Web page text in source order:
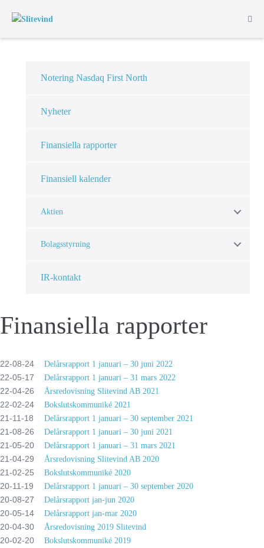
innehåll
Notering Nasdaq First North
Nyheter
Finansiella rapporter
Finansiell kalender
Aktien
Bolagsstyrning
IR-kontakt
Finansiella rapporter
22-08-24 Delårsrapport 1 januari – 30 juni 2022
22-05-17 Delårsrapport 1 januari – 31 mars 2022
22-04-26 Årsredovisning Slitevind AB 2021
22-02-24 Bokslutskommuniké 2021
21-11-18 Delårsrapport 1 januari – 30 september 2021
21-08-26 Delårsrapport 1 januari – 30 juni 2021
21-05-20 Delårsrapport 1 januari – 31 mars 2021
21-04-29 Årsredovisning Slitevind AB 2020
21-02-25 Bokslutskommuniké 2020
20-11-19 Delårsrapport 1 januari – 30 september 2020
20-08-27 Delårsrapport jan-jun 2020
20-05-14 Delårsrapport jan-mar 2020
20-04-30 Årsredovisning 2019 Slitevind
20-02-20 Bokslutskommuniké 2019